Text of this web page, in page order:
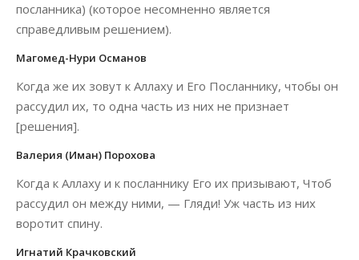
посланника) (которое несомненно является
справедливым решением).
Магомед-Нури Османов
Когда же их зовут к Аллаху и Его Посланнику, чтобы он
рассудил их, то одна часть из них не признает
[решения].
Валерия (Иман) Порохова
Когда к Аллаху и к посланнику Его их призывают, Чтоб
рассудил он между ними, — Гляди! Уж часть из них
воротит спину.
Игнатий Крачковский